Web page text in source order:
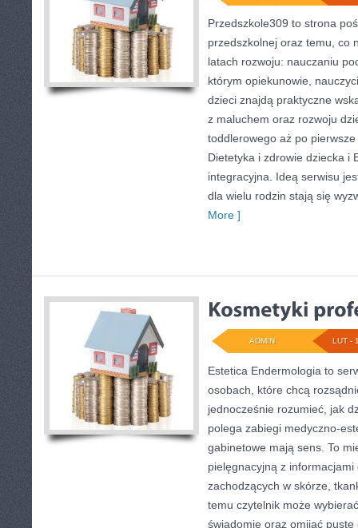
Przedszkole309 to strona
przedszkolnej oraz temu, co
latach rozwoju: nauczaniu
którym opiekunowie,
dzieci znajdą praktyczne
z maluchem oraz rozwoju
toddlerowego aż po
Dietetyka i zdrowie dziecka i
integracyjna. Ideą serwisu
dla wielu rodzin stają się
More ]
LUT -
ADMIN
Estetica Endermologia to
osobach, które chcą
jednocześnie rozumieć, jak
polega zabiegi medyczno-
gabinetowe mają sens. To
pielęgnacyjną z
zachodzących w skórze,
temu czytelnik może
świadomie oraz omijać